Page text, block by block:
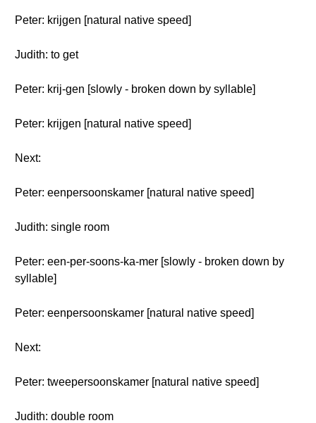
Peter: krijgen [natural native speed]
Judith: to get
Peter: krij-gen [slowly - broken down by syllable]
Peter: krijgen [natural native speed]
Next:
Peter: eenpersoonskamer [natural native speed]
Judith: single room
Peter: een-per-soons-ka-mer [slowly - broken down by
syllable]
Peter: eenpersoonskamer [natural native speed]
Next:
Peter: tweepersoonskamer [natural native speed]
Judith: double room